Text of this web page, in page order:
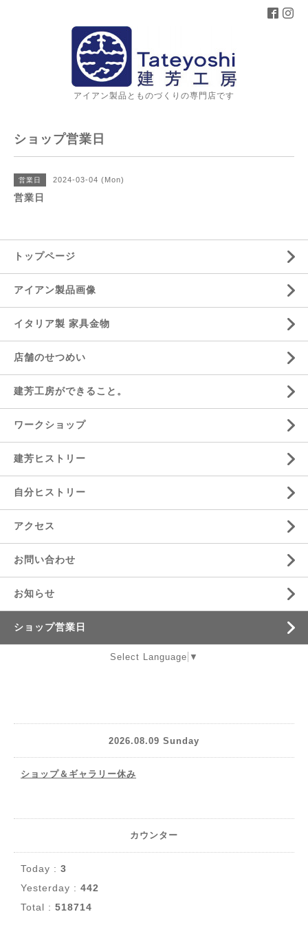
アイアン製品とものづくりの専門店です
ショップ営業日
営業日 2024-03-04 (Mon)
営業日
トップページ
アイアン製品画像
イタリア製 家具金物
店舗のせつめい
建芳工房ができること。
ワークショップ
建芳ヒストリー
自分ヒストリー
アクセス
お問い合わせ
お知らせ
ショップ営業日
Select Language ▼
2026.08.09 Sunday
ショップ＆ギャラリー休み
カウンター
Today : 3
Yesterday : 442
Total : 518714